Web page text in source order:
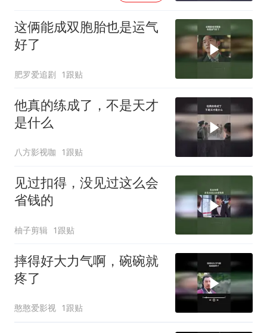
这俩能成双胞胎也是运气
好了
肥罗爱追剧 1跟贴
他真的练成了，不是天才
是什么
八方影视咖 1跟贴
见过扣得，没见过这么会
省钱的
柚子剪辑 1跟贴
摔得好大力气啊，碗碗就
疼了
憨憨爱影视 1跟贴